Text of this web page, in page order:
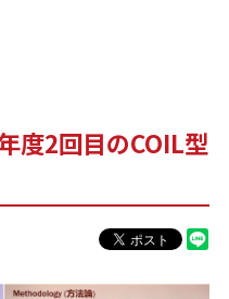
度2回目のCOIL型